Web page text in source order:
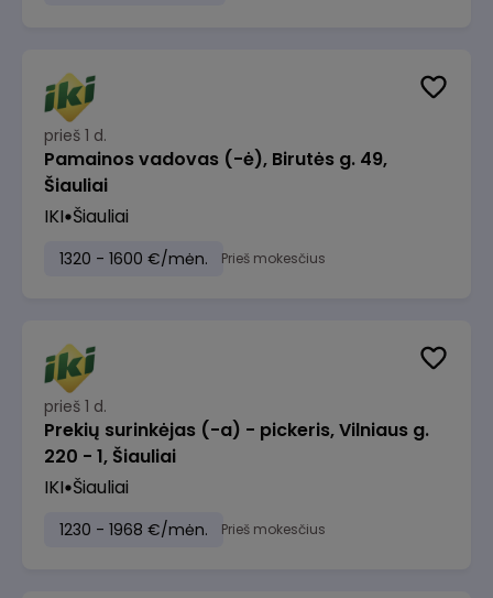
prieš 1 d.
Pamainos vadovas (-ė), Birutės g. 49,
Šiauliai
IKI Šiauliai
1320 - 1600 €/mėn. Prieš mokesčius
prieš 1 d.
Prekių surinkėjas (-a) - pickeris, Vilniaus g.
220 - 1, Šiauliai
IKI Šiauliai
1230 - 1968 €/mėn. Prieš mokesčius